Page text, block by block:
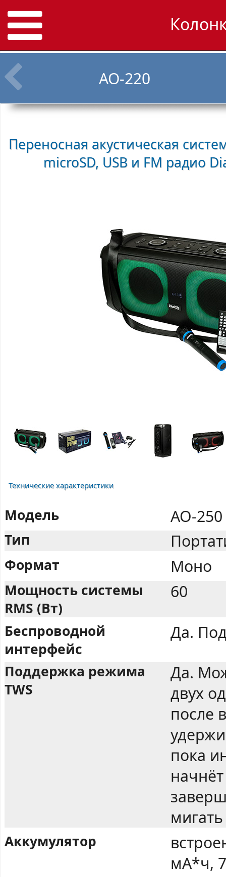
AO-220
Переносная акустическая
microSD, USB и FM радио
Технические характеристики
Модель AO-250
Тип
Формат Моно
Мощность системы
RMS (Вт)
60
Беспроводной
интерфейс
Да.
Поддержка режима
TWS
Да.
двух
после
пока
мигать
Аккумулятор
мА*ч,